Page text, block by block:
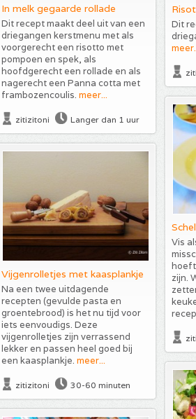
In melk gegaarde rollade
Dit recept maakt deel uit van een
driegangen kerstmenu met als
voorgerecht een risotto met
pompoen en spek, als
hoofdgerecht een rollade en als
nagerecht een Panna cotta met
frambozencoulis. meer...
zitizitoni Langer dan 1 uur
Dit
Vis
zijn.
Vijgenrolletjes met kaasplankje
Na een twee uitdagende
recepten (gevulde pasta en
groentebrood) is het nu tijd voor
iets eenvoudigs. Deze
vijgenrolletjes zijn verrassend
lekker en passen heel goed bij
een kaasplankje. meer...
zitizitoni 30-60 minuten